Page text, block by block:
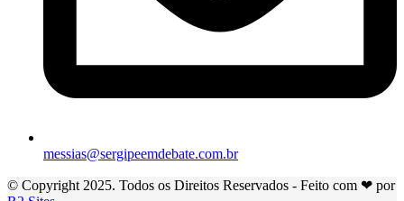
messias@sergipeemdebate.com.br
© Copyright 2025. Todos os Direitos Reservados - Feito com ❤ por